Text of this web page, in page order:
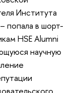
Института
попала в шорт-
HSE Alumni
научную